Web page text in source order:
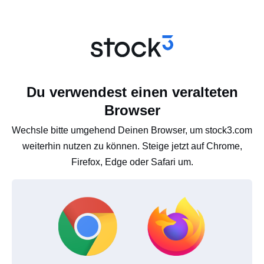
Du verwendest einen veralteten
Browser
Wechsle bitte umgehend Deinen Browser, um stock3.com
weiterhin nutzen zu können. Steige jetzt auf Chrome,
Firefox, Edge oder Safari um.